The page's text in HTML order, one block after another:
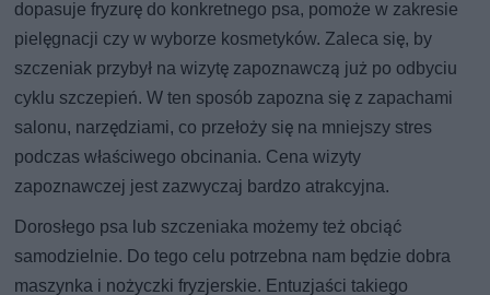
dopasuje fryzurę do konkretnego psa, pomoże w zakresie
pielęgnacji czy w wyborze kosmetyków. Zaleca się, by
szczeniak przybył na wizytę zapoznawczą już po odbyciu
cyklu szczepień. W ten sposób zapozna się z zapachami
salonu, narzędziami, co przełoży się na mniejszy stres
podczas właściwego obcinania. Cena wizyty
zapoznawczej jest zazwyczaj bardzo atrakcyjna.
Dorosłego psa lub szczeniaka możemy też obciąć
samodzielnie. Do tego celu potrzebna nam będzie dobra
maszynka i nożyczki fryzjerskie. Entuzjaści takiego